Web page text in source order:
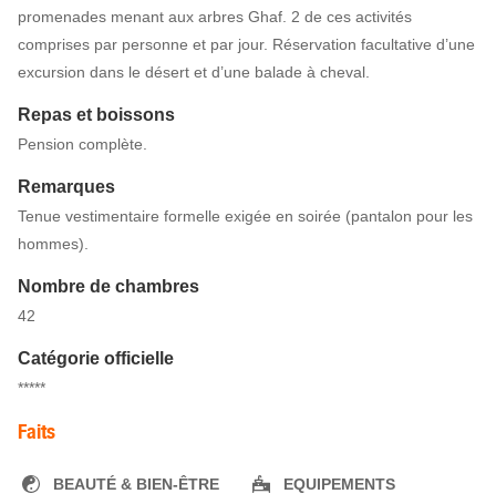
promenades menant aux arbres Ghaf. 2 de ces activités
comprises par personne et par jour. Réservation facultative d’une
excursion dans le désert et d’une balade à cheval.
Repas et boissons
Pension complète.
Remarques
Tenue vestimentaire formelle exigée en soirée (pantalon pour les
hommes).
Nombre de chambres
42
Catégorie officielle
*****
Faits
BEAUTÉ & BIEN-ÊTRE EQUIPEMENTS